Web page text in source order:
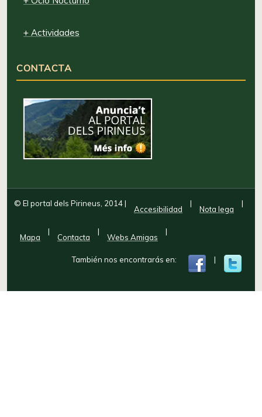
+ Actividades
CONTACTA
© El portal dels Pirineus, 2014|
Accesibilidad
|
Nota lega
|
Mapa
|
Contacta
|
Webs Amigas
|
También nos encontrarás en: |